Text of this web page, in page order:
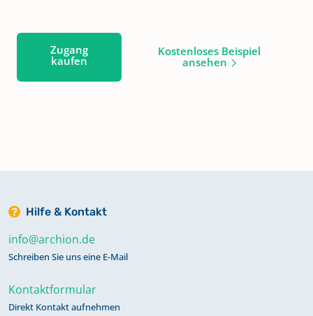
Zugang
kaufen
Kostenloses Beispiel
ansehen
Hilfe & Kontakt
info@archion.de
Schreiben Sie uns eine E-Mail
Kontaktformular
Direkt Kontakt aufnehmen